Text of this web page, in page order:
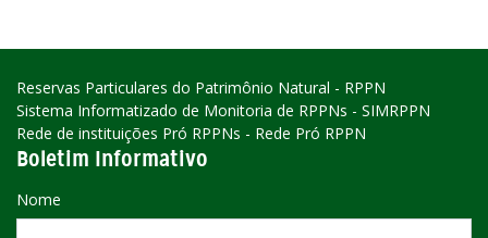
Reservas Particulares do Patrimônio Natural - RPPN
Sistema Informatizado de Monitoria de RPPNs - SIMRPPN
Rede de instituições Pró RPPNs - Rede Pró RPPN
Boletim Informativo
Nome